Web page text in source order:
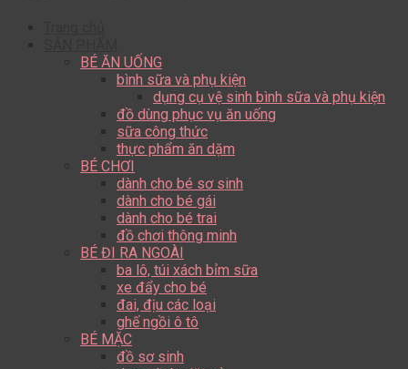
BÉ ĂN UỐNG
bình sữa và phụ kiện
dụng cụ vệ sinh bình sữa và phụ kiện
đồ dùng phục vụ ăn uống
sữa công thức
thực phẩm ăn dặm
BÉ CHƠI
dành cho bé sơ sinh
dành cho bé gái
dành cho bé trai
đồ chơi thông minh
BÉ ĐI RA NGOÀI
ba lô, túi xách bỉm sữa
xe đẩy cho bé
đai, địu các loại
ghế ngồi ô tô
BÉ MẶC
đồ sơ sinh